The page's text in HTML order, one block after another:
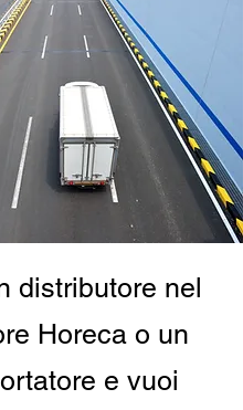
distributore nel
Horeca o un
e vuoi